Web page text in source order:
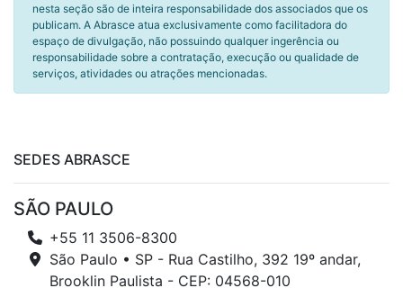
nesta seção são de inteira responsabilidade dos associados que os
publicam. A Abrasce atua exclusivamente como facilitadora do
espaço de divulgação, não possuindo qualquer ingerência ou
responsabilidade sobre a contratação, execução ou qualidade de
serviços, atividades ou atrações mencionadas.
SEDES ABRASCE
SÃO PAULO
+55 11 3506-8300
São Paulo • SP - Rua Castilho, 392 19º andar,
Brooklin Paulista - CEP: 04568-010